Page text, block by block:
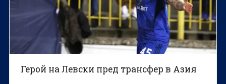
Герой на Левски пред трансфер в Азия